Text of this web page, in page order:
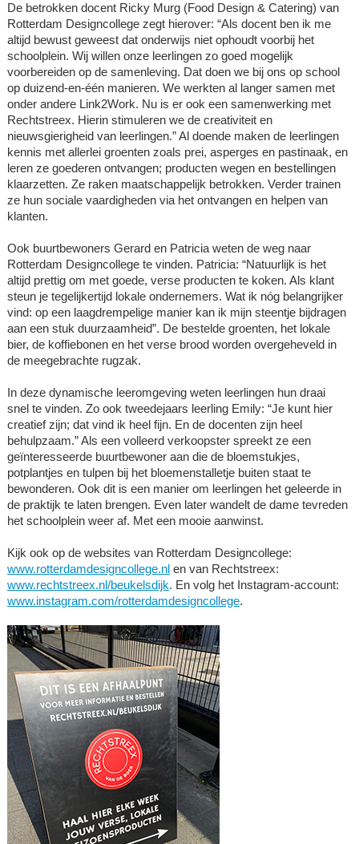
De betrokken docent Ricky Murg (Food Design & Catering) van
Rotterdam Designcollege zegt hierover: “Als docent ben ik me
altijd bewust geweest dat onderwijs niet ophoudt voorbij het
schoolplein. Wij willen onze leerlingen zo goed mogelijk
voorbereiden op de samenleving. Dat doen we bij ons op school
op duizend-en-één manieren. We werkten al langer samen met
onder andere Link2Work. Nu is er ook een samenwerking met
Rechtstreex. Hierin stimuleren we de creativiteit en
nieuwsgierigheid van leerlingen.” Al doende maken de leerlingen
kennis met allerlei groenten zoals prei, asperges en pastinaak, en
leren ze goederen ontvangen; producten wegen en bestellingen
klaarzetten. Ze raken maatschappelijk betrokken. Verder trainen
ze hun sociale vaardigheden via het ontvangen en helpen van
klanten.
Ook buurtbewoners Gerard en Patricia weten de weg naar
Rotterdam Designcollege te vinden. Patricia: “Natuurlijk is het
altijd prettig om met goede, verse producten te koken. Als klant
steun je tegelijkertijd lokale ondernemers. Wat ik nóg belangrijker
vind: op een laagdrempelige manier kan ik mijn steentje bijdragen
aan een stuk duurzaamheid”. De bestelde groenten, het lokale
bier, de koffiebonen en het verse brood worden overgeheveld in
de meegebrachte rugzak.
In deze dynamische leeromgeving weten leerlingen hun draai
snel te vinden. Zo ook tweedejaars leerling Emily: “Je kunt hier
creatief zijn; dat vind ik heel fijn. En de docenten zijn heel
behulpzaam.” Als een volleerd verkoopster spreekt ze een
geïnteresseerde buurtbewoner aan die de bloemstukjes,
potplantjes en tulpen bij het bloemenstalletje buiten staat te
bewonderen. Ook dit is een manier om leerlingen het geleerde in
de praktijk te laten brengen. Even later wandelt de dame tevreden
het schoolplein weer af. Met een mooie aanwinst.
Kijk ook op de websites van Rotterdam Designcollege:
www.rotterdamdesigncollege.nlen van Rechtstreex:
www.rechtstreex.nl/beukelsdijk. En volg het Instagram-account:
www.instagram.com/rotterdamdesigncollege.